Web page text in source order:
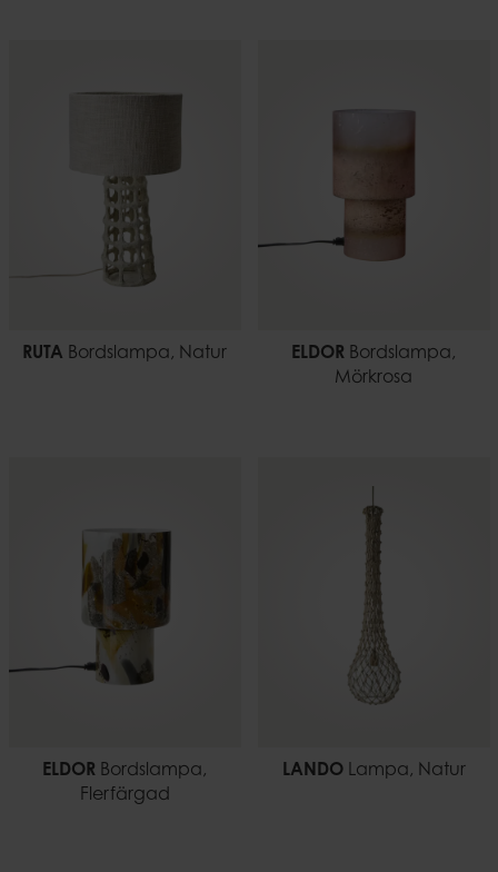
RUTA Bordslampa, Natur ELDOR Bordslampa,
Mörkrosa
ELDOR Bordslampa,
Flerfärgad
LANDOLampa, Natur